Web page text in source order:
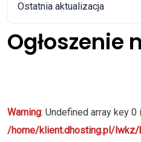
Ostatnia aktualizacja
Ogłoszenie
Warning: Undefined array key 0
/home/klient.dhosting.pl/